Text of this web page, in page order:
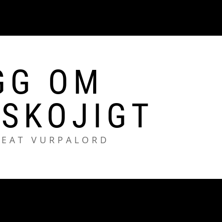
OM
VURPALORD